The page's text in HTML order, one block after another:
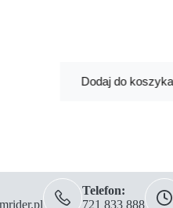
Dodaj do koszyka
Telefon:
721 833 888